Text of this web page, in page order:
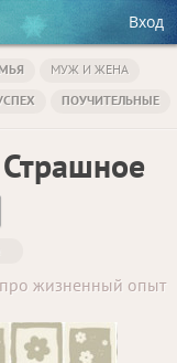
Вход
МУЖ И ЖЕНА
ПОУЧИТЕЛЬНЫЕ
жизненный опыт